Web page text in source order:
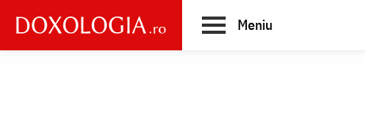
main
Meniu